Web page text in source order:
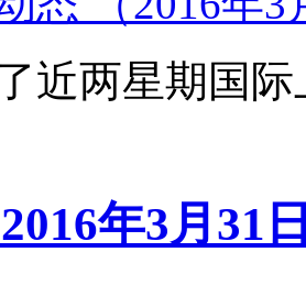
近两星期国
年3月31